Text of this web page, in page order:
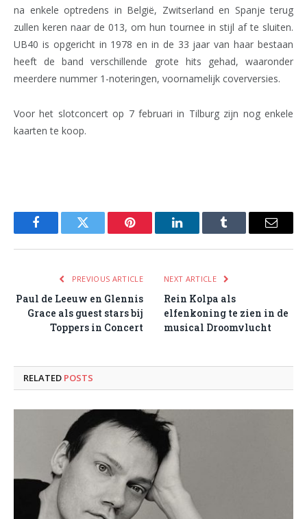
na enkele optredens in België, Zwitserland en Spanje terug
zullen keren naar de 013, om hun tournee in stijl af te sluiten.
UB40 is opgericht in 1978 en in de 33 jaar van haar bestaan
heeft de band verschillende grote hits gehad, waaronder
meerdere nummer 1-noteringen, voornamelijk coverversies.
Voor het slotconcert op 7 februari in Tilburg zijn nog enkele
kaarten te koop.
FacebookTwitter Pinterest LinkedInTumblr Email
PREVIOUS ARTICLE
Paul de Leeuw en Glennis
Grace als guest stars bij
Toppers in Concert
NEXT ARTICLE
Rein Kolpa als
elfenkoning te zien in de
musical Droomvlucht
RELATED POSTS